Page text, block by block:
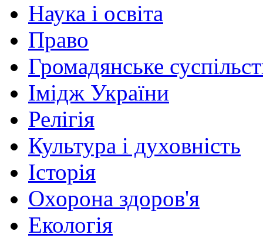
Наука і освіта
Право
Громадянське
Імідж України
Релігія
Культура і духовність
Історія
Охорона здоров'я
Екологія